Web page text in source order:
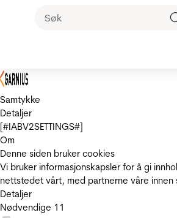
Samtykke
Detaljer
[#IABV2SETTINGS#]
Om
Denne siden bruker cookies
Vi bruker informasjonskapsler for å gi
nettstedet vårt, med partnerne våre
Detaljer
Nødvendige 11